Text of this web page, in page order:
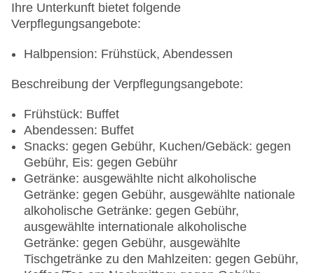
Ihre Unterkunft bietet folgende
Verpflegungsangebote:
Halbpension: Frühstück, Abendessen
Beschreibung der Verpflegungsangebote:
Frühstück: Buffet
Abendessen: Buffet
Snacks: gegen Gebühr, Kuchen/Gebäck: gegen
Gebühr, Eis: gegen Gebühr
Getränke: ausgewählte nicht alkoholische
Getränke: gegen Gebühr, ausgewählte nationale
alkoholische Getränke: gegen Gebühr,
ausgewählte internationale alkoholische
Getränke: gegen Gebühr, ausgewählte
Tischgetränke zu den Mahlzeiten: gegen Gebühr,